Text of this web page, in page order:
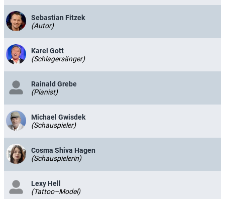
Sebastian Fitzek
(Autor)
Karel Gott
(Schlagersänger)
Rainald Grebe
(Pianist)
Michael Gwisdek
(Schauspieler)
Cosma Shiva Hagen
(Schauspielerin)
Lexy Hell
(Tattoo–Model)